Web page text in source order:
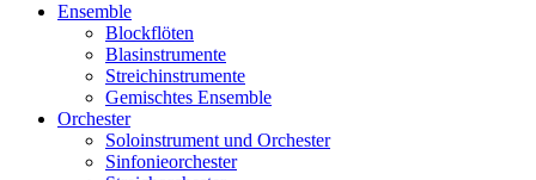
Ensemble
Blockflöten
Blasinstrumente
Streichinstrumente
Gemischtes Ensemble
Orchester
Soloinstrument und Orchester
Sinfonieorchester